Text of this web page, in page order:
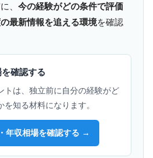
、 今の経験がどの条件で評価
最新情報を追える環境を確認
確認する
トは、独立前に自分の経験がど
知る材料になります。
年収相場を確認する →